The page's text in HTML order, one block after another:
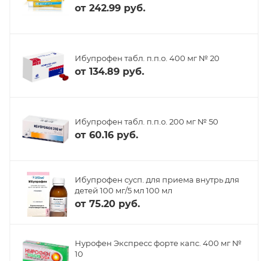
от 242.99 руб.
Ибупрофен табл. п.п.о. 400 мг № 20
от 134.89 руб.
Ибупрофен табл. п.п.о. 200 мг № 50
от 60.16 руб.
Ибупрофен сусп. для приема внутрь для
детей 100 мг/5 мл 100 мл
от 75.20 руб.
Нурофен Экспресс форте капс. 400 мг №
10